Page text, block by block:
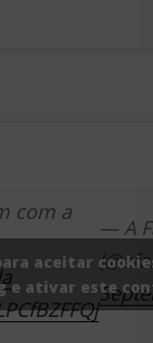
com a
— A
aceitar
e ativar este